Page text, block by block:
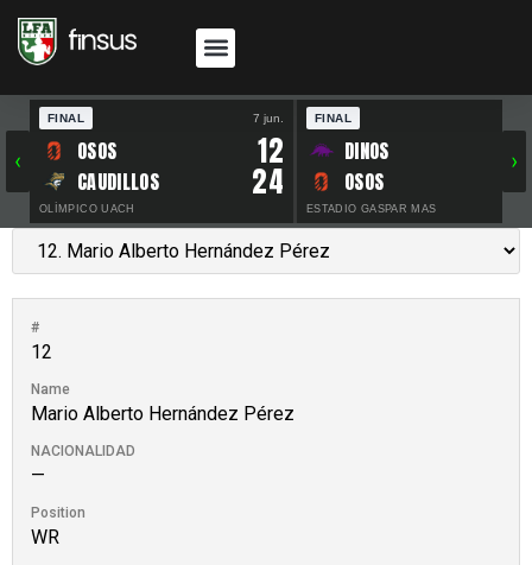
‹
FINAL 7 jun.
OSOS 12
CAUDILLOS 24
OLÍMPICO UACH
FINAL
DINOS
OSOS
ESTADIO GASPAR MAS
›
#
12
Name
Mario Alberto Hernández Pérez
NACIONALIDAD
—
Position
WR